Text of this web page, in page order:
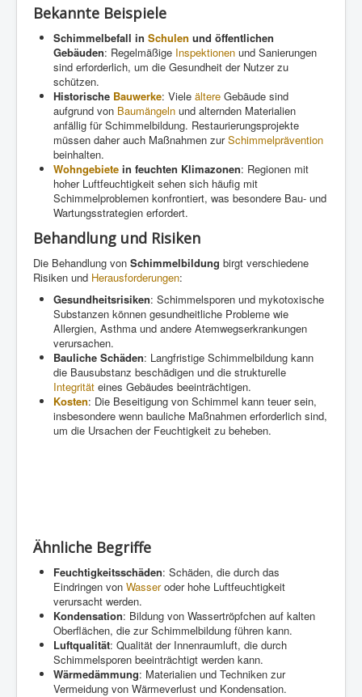
Bekannte Beispiele
Schimmelbefall in Schulen und öffentlichen
Gebäuden: Regelmäßige Inspektionen und Sanierungen
sind erforderlich, um die Gesundheit der Nutzer zu
schützen.
Historische Bauwerke: Viele ältere Gebäude sind
aufgrund von Baumängeln und alternden Materialien
anfällig für Schimmelbildung. Restaurierungsprojekte
müssen daher auch Maßnahmen zurSchimmelprävention
beinhalten.
Wohngebiete in feuchten Klimazonen: Regionen mit
hoher Luftfeuchtigkeit sehen sich häufig mit
Schimmelproblemen konfrontiert, was besondere Bau- und
Wartungsstrategien erfordert.
Behandlung und Risiken
Die Behandlung von Schimmelbildung birgt verschiedene
Risiken und Herausforderungen:
Gesundheitsrisiken: Schimmelsporen und mykotoxische
Substanzen können gesundheitliche Probleme wie
Allergien, Asthma und andere Atemwegserkrankungen
verursachen.
Bauliche Schäden: Langfristige Schimmelbildung kann
die Bausubstanz beschädigen und die strukturelle
Integrität eines Gebäudes beeinträchtigen.
Kosten: Die Beseitigung von Schimmel kann teuer sein,
insbesondere wenn bauliche Maßnahmen erforderlich sind,
um die Ursachen der Feuchtigkeit zu beheben.
Ähnliche Begriffe
Feuchtigkeitsschäden: Schäden, die durch das
Eindringen von Wasseroder hohe Luftfeuchtigkeit
verursacht werden.
Kondensation: Bildung von Wassertröpfchen auf kalten
Oberflächen, die zur Schimmelbildung führen kann.
Luftqualität: Qualität der Innenraumluft, die durch
Schimmelsporen beeinträchtigt werden kann.
Wärmedämmung: Materialien und Techniken zur
Vermeidung von Wärmeverlust und Kondensation.